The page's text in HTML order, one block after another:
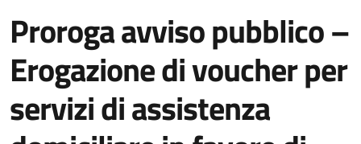
Proroga avviso pubblico –
Erogazione di voucher per
servizi di assistenza